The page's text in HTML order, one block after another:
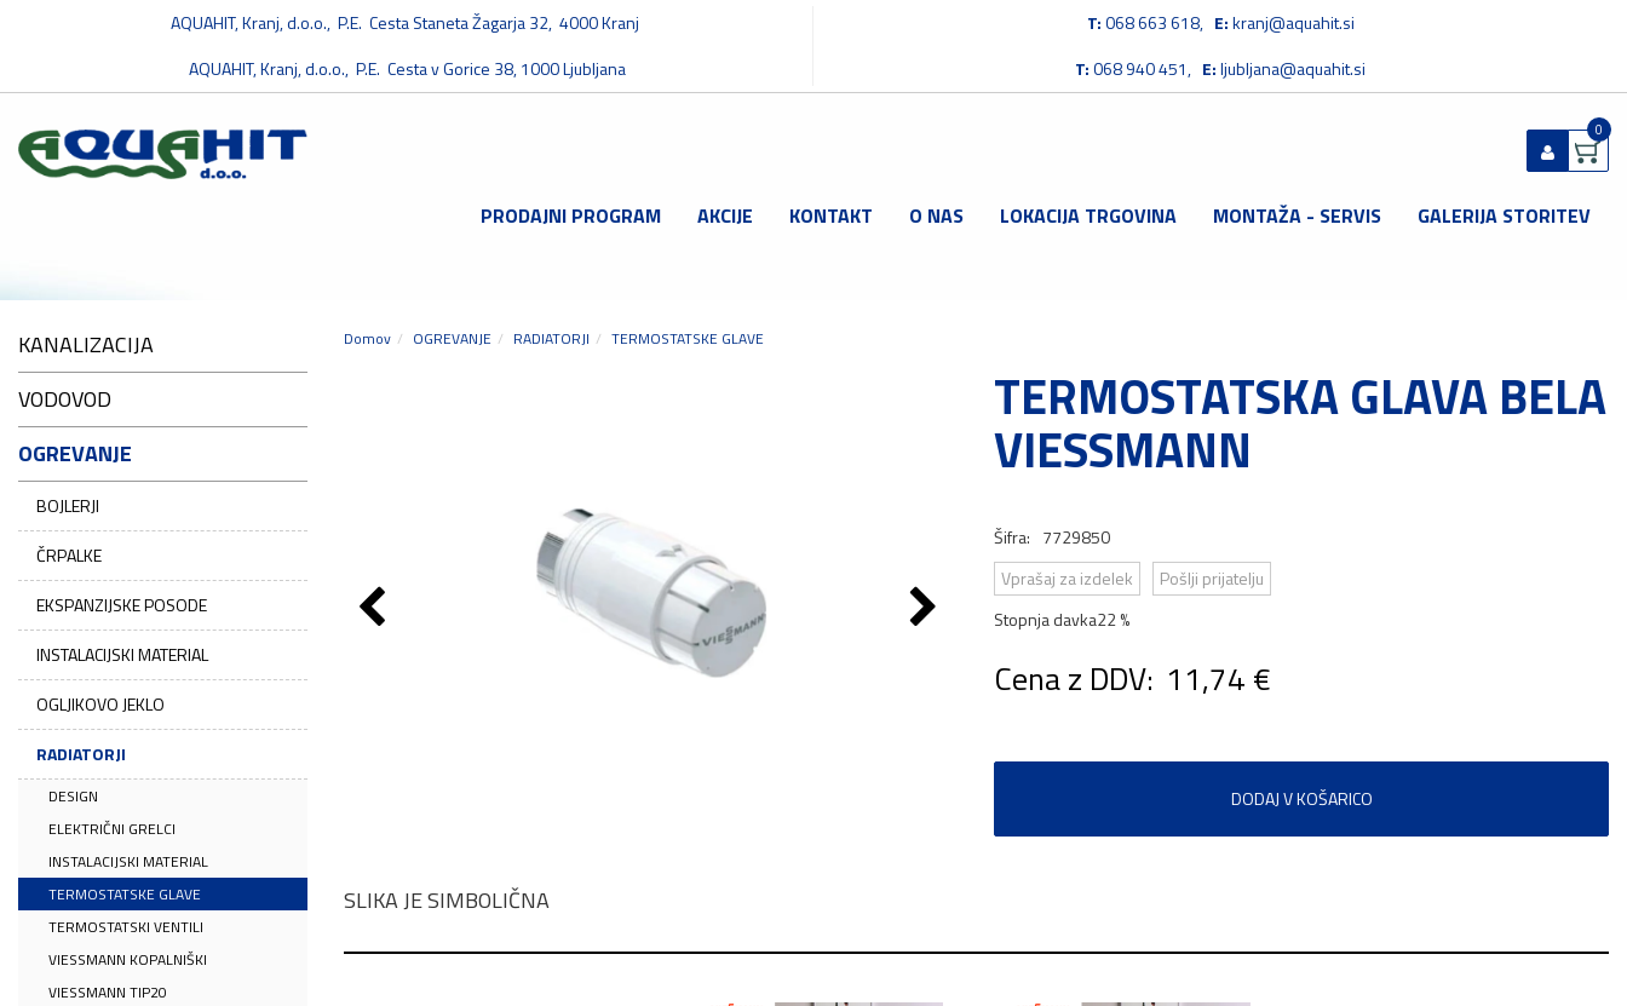
AQUAHIT, Kranj, d.o.o., P.E. Cesta Staneta Žagarja 32, 4000 Kranj
AQUAHIT, Kranj, d.o.o., P.E. Cesta v Gorice 38, 1000 Ljubljana
T:068 663 618, E:kranj@aquahit.si
T:068 940 451, E:ljubljana@aquahit.si
0
PRODAJNI PROGRAM AKCIJE KONTAKT O NAS LOKACIJA TRGOVINA MONTAŽA - SERVIS GALERIJA STORITEV
KANALIZACIJA
VODOVOD
OGREVANJE
BOJLERJI
ČRPALKE
EKSPANZIJSKE POSODE
INSTALACIJSKI MATERIAL
OGLJIKOVO JEKLO
RADIATORJI
DESIGN
ELEKTRIČNI GRELCI
INSTALACIJSKI MATERIAL
TERMOSTATSKE GLAVE
TERMOSTATSKI VENTILI
VIESSMANN KOPALNIŠKI
VIESSMANN TIP20
Domov OGREVANJE RADIATORJI TERMOSTATSKE GLAVE
TERMOSTATSKA GLAVA BELA
VIESSMANN
Šifra: 7729850
Vprašaj za izdelek
Pošlji prijatelju
Stopnja davka22 %
Cena z DDV: 11,74 €
DODAJ V KOŠARICO
SLIKA JE SIMBOLIČNA